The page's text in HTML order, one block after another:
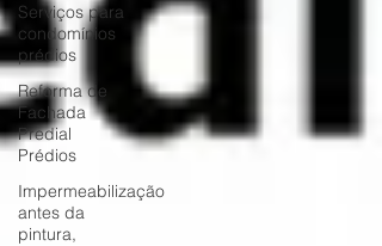
Serviços para
condomínios
prédios
Reforma de
Fachada
Predial
Prédios
Impermeabilização
antes da
pintura,